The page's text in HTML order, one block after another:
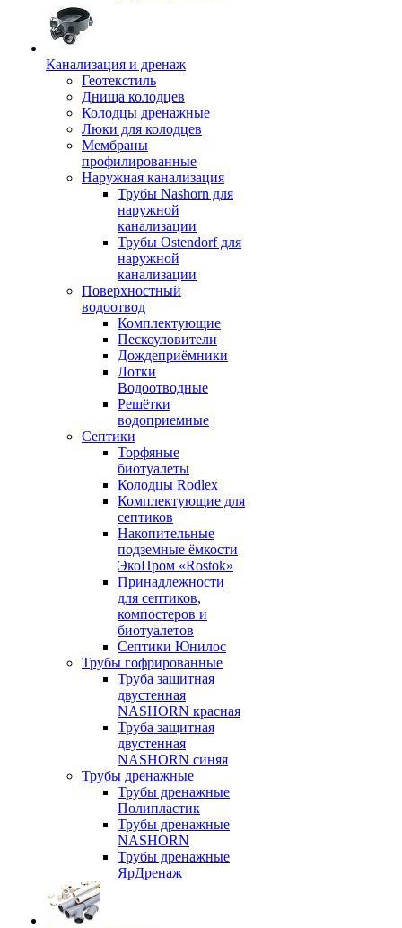
Канализация и дренаж
Геотекстиль
Днища колодцев
Колодцы дренажные
Люки для колодцев
Мембраны
профилированные
Наружная канализация
Трубы Nashorn для
наружной
канализации
Трубы Ostendorf для
наружной
канализации
Поверхностный
водоотвод
Комплектующие
Пескоуловители
Дождеприёмники
Лотки
Водоотводные
Решётки
водоприемные
Септики
Торфяные
биотуалеты
Колодцы Rodlex
Комплектующие для
септиков
Накопительные
подземные ёмкости
ЭкоПром «Rostok»
Принадлежности
для септиков,
компостеров и
биотуалетов
Септики Юнилос
Трубы гофрированные
Труба защитная
двустенная
NASHORN красная
Труба защитная
двустенная
NASHORN синяя
Трубы дренажные
Трубы дренажные
Полипластик
Трубы дренажные
NASHORN
Трубы дренажные
ЯрДренаж